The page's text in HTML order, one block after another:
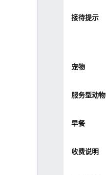
接待提示
宠物
服务型动物
早餐
收费说明